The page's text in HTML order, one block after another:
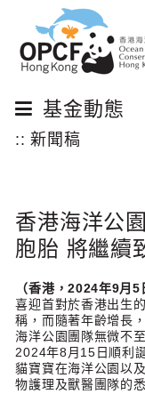
基金動態
:: 新聞稿
香港海洋公
胞胎 將繼續
（香港，2024年9月5
喜迎首對於香港出生
稱，而隨著年齡增長
海洋公園團隊無微不
2024年8月15日順利
貓寶寶在海洋公園以
物護理及獸醫團隊的